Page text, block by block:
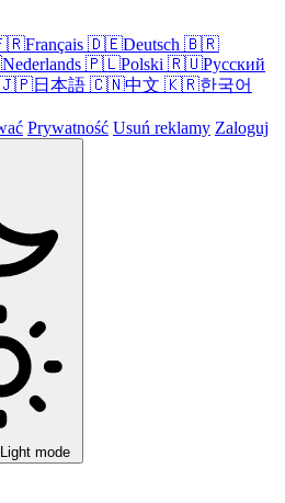
Français 🇩🇪Deutsch 🇧🇷
Nederlands 🇵🇱Polski 🇷🇺Русский
日本語 🇨🇳中文 🇰🇷한국어
Prywatność Usuń reklamy Zaloguj
Light mode